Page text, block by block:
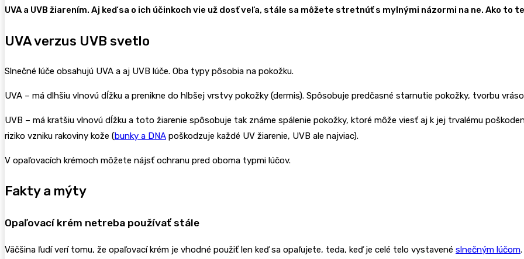
UVA a UVB žiarením. Aj keď sa o ich účinkoch vie už dosť veľa, stále sa môžete stretnúť s mylnými názormi na ne. Ako to
UVA verzus UVB svetlo
Slnečné lúče obsahujú UVA a aj UVB lúče. Oba typy pôsobia na pokožku.
UVA – má dlhšiu vlnovú dĺžku a prenikne do hlbšej vrstvy pokožky (dermis). Spôsobuje predčasné starnutie pokožky, tvorbu
UVB – má kratšiu vlnovú dĺžku a toto žiarenie spôsobuje tak známe spálenie pokožky, ktoré môže viesť aj k jej trvalému
riziko vzniku rakoviny kože (bunky a DNA poškodzuje každé UV žiarenie, UVB ale najviac).
V opaľovacích krémoch môžete nájsť ochranu pred oboma typmi lúčov.
Fakty a mýty
Opaľovací krém netreba používať stále
Väčšina ľudí verí tomu, že opaľovací krém je vhodné použiť len keď sa opaľujete, teda, keď je celé telo vystavené slnečným lúčom.